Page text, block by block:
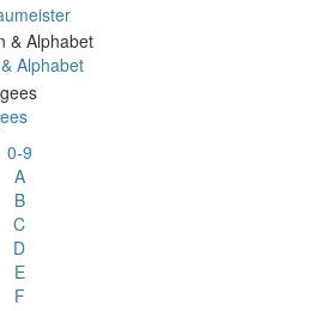
Alphabet
0-9
A
B
C
D
E
F